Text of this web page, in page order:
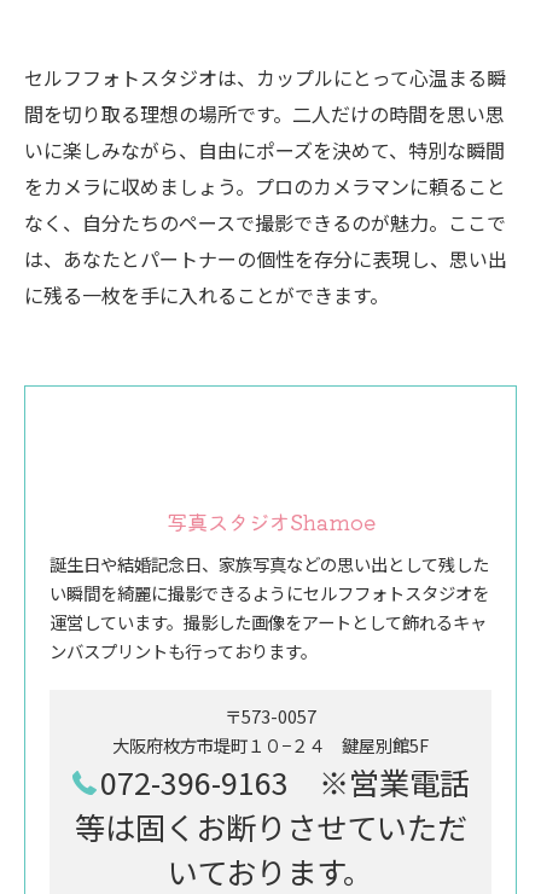
セルフフォトスタジオは、カップルにとって心温まる瞬
間を切り取る理想の場所です。二人だけの時間を思い思
いに楽しみながら、自由にポーズを決めて、特別な瞬間
をカメラに収めましょう。プロのカメラマンに頼ること
なく、自分たちのペースで撮影できるのが魅力。ここで
は、あなたとパートナーの個性を存分に表現し、思い出
に残る一枚を手に入れることができます。
写真スタジオShamoe
誕生日や結婚記念日、家族写真などの思い出として残した
い瞬間を綺麗に撮影できるようにセルフフォトスタジオを
運営しています。撮影した画像をアートとして飾れるキャ
ンバスプリントも行っております。
〒573-0057
大阪府枚方市堤町１０−２４ 鍵屋別館5F
072-396-9163 ※営業電話
等は固くお断りさせていただ
いております。